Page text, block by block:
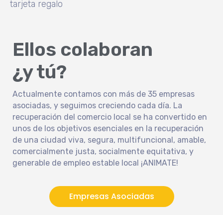
tarjeta regalo
Ellos colaboran
¿y tú?
Actualmente contamos con más de 35 empresas
asociadas, y seguimos creciendo cada día. La
recuperación del comercio local se ha convertido en
unos de los objetivos esenciales en la recuperación
de una ciudad viva, segura, multifuncional, amable,
comercialmente justa, socialmente equitativa, y
generable de empleo estable local ¡ANIMATE!
Empresas Asociadas